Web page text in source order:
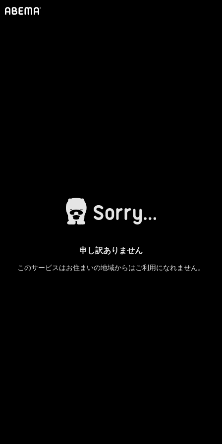
申し訳ありません
このサービスはお住まいの地域からはご利用になれません。